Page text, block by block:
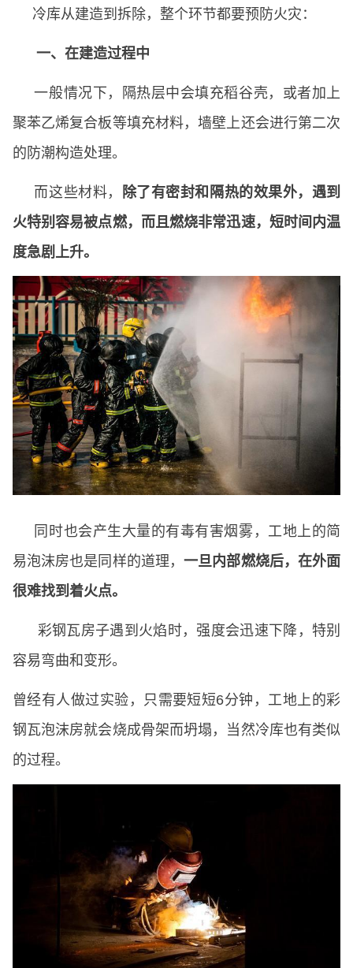
冷库从建造到拆除，整个环节都要预防火灾：
一、在建造过程中
一般情况下，隔热层中会填充稻谷壳，或者加上
聚苯乙烯复合板等填充材料，墙壁上还会进行第二次
的防潮构造处理。
而这些材料，
除了有密封和隔热的效果外，遇到
火特别容易被点燃，而且燃烧非常迅速，短时间内温
度急剧上升。
同时也会产生大量的有毒有害烟雾，工地上的简
易泡沫房也是同样的道理，一旦内部燃烧后，在外面
很难找到着火点。
彩钢瓦房子遇到火焰时，强度会迅速下降，特别
容易弯曲和变形。
曾经有人做过实验，只需要短短6分钟，工地上的彩
钢瓦泡沫房就会烧成骨架而坍塌，当然冷库也有类似
的过程。